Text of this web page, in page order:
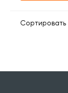
Сортировать